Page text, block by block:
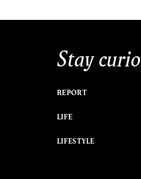
Stay
REPORT
LIFE
LIFESTYLE